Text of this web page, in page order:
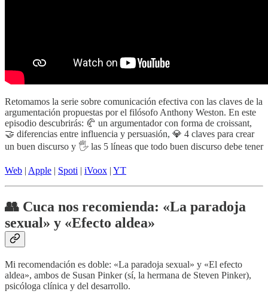
Retomamos la serie sobre comunicación efectiva con las claves de la
argumentación propuestas por el filósofo Anthony Weston. En este
episodio descubrirás: 🥐 un argumentador con forma de croissant,
🤝 diferencias entre influencia y persuasión, 💎 4 claves para crear
un buen discurso y 🖐️ las 5 líneas que todo buen discurso debe tener
Web | Apple | Spoti | iVoox | YT
👥 Cuca nos recomienda: «La paradoja
sexual» y «Efecto aldea»
Mi recomendación es doble: «La paradoja sexual» y «El efecto
aldea», ambos de Susan Pinker (sí, la hermana de Steven Pinker),
psicóloga clínica y del desarrollo.